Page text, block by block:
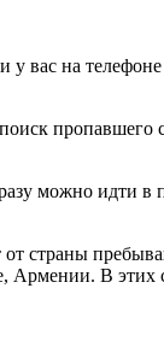
вас на
можно идти
от страны
Армении. В